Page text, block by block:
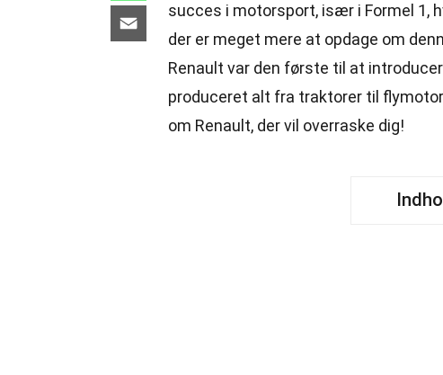
succes i motorsport, især i Formel 1,
der er meget mere at opdage om
Renault var den første til at
produceret alt fra traktorer til
om Renault, der vil overraske dig!